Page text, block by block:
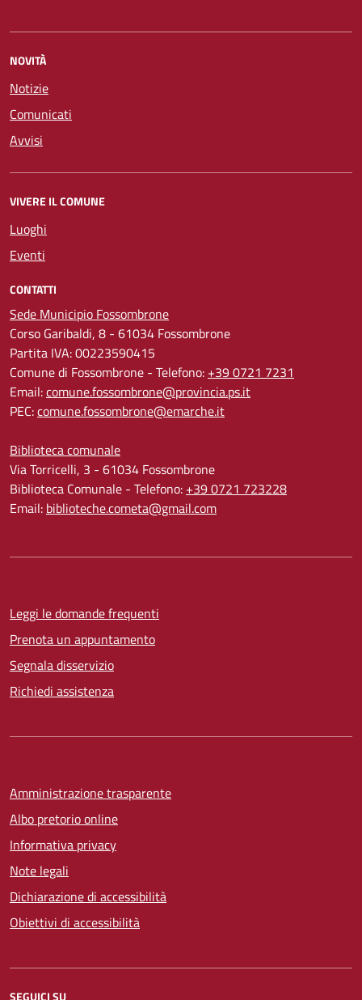
NOVITÀ
Notizie
Comunicati
Avvisi
VIVERE IL COMUNE
Luoghi
Eventi
CONTATTI
Sede Municipio Fossombrone
Corso Garibaldi, 8 - 61034 Fossombrone
Partita IVA: 00223590415
Comune di Fossombrone - Telefono: +39 0721 7231
Email:comune.fossombrone@provincia.ps.it
PEC:comune.fossombrone@emarche.it
Biblioteca comunale
Via Torricelli, 3 - 61034 Fossombrone
Biblioteca Comunale - Telefono: +39 0721 723228
Email: biblioteche.cometa@gmail.com
Leggi le domande frequenti
Prenota un appuntamento
Segnala disservizio
Richiedi assistenza
Amministrazione trasparente
Albo pretorio online
Informativa privacy
Note legali
Dichiarazione di accessibilità
Obiettivi di accessibilità
SEGUICI SU